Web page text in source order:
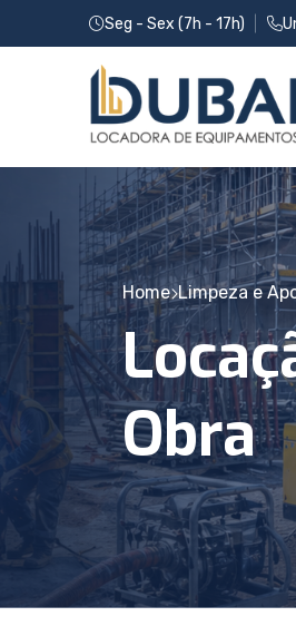
Seg - Sex (7h - 17h)
Home Limpeza e
Obra